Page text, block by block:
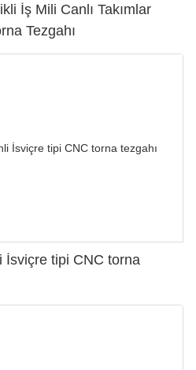
İş Mili Canlı Takımlar
Tezgahı
İsviçre tipi CNC torna